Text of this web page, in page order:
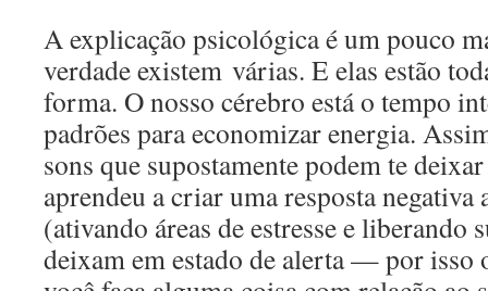
A explicação psicológica é um pouco
verdade existem várias. E elas estão
forma. O nosso cérebro está o tempo
padrões para economizar energia.
sons que supostamente podem te
aprendeu a criar uma resposta negativa
(ativando áreas de estresse e liberando
deixam em estado de alerta — por isso